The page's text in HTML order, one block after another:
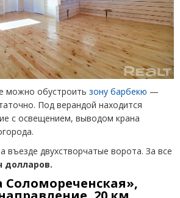
можно обустроить зону барбекю —
Под верандой находится
с освещением, выводом крана
въезде двухстворчатые ворота. За все
долларов.